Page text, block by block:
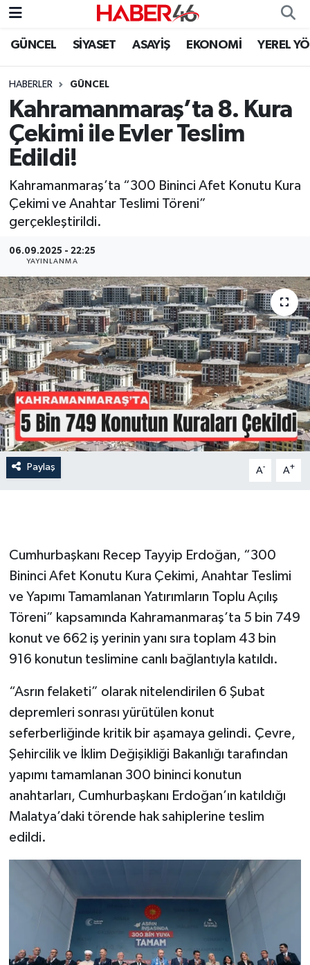
GÜNCEL SİYASET ASAYİŞ EKONOMİ YEREL
HABERLER GÜNCEL
Kahramanmaraş’ta 8. Kura
Çekimi ile Evler Teslim
Edildi!
Kahramanmaraş’ta “300 Bininci Afet Konutu Kura
Çekimi ve Anahtar Teslimi Töreni”
gerçekleştirildi.
06.09.2025 - 22:25
YAYINLANMA
Paylaş A- A+
Cumhurbaşkanı Recep Tayyip Erdoğan, “300
Bininci Afet Konutu Kura Çekimi, Anahtar Teslimi
ve Yapımı Tamamlanan Yatırımların Toplu Açılış
Töreni” kapsamında Kahramanmaraş’ta 5 bin 749
konut ve 662 iş yerinin yanı sıra toplam 43 bin
916 konutun teslimine canlı bağlantıyla katıldı.
“Asrın felaketi” olarak nitelendirilen 6 Şubat
depremleri sonrası yürütülen konut
seferberliğinde kritik bir aşamaya gelindi. Çevre,
Şehircilik ve İklim Değişikliği Bakanlığı tarafından
yapımı tamamlanan 300 bininci konutun
anahtarları, Cumhurbaşkanı Erdoğan’ın katıldığı
Malatya’daki törende hak sahiplerine teslim
edildi.
GÜNCEL
SİYASET
EKONOMİ
SPOR
YAŞAM
TEKNOLOJİ
SAĞLIK
EĞİTİM
İLÇE HABERLERİ
KÜLTÜR-SANAT
KSÜ
DÜNYA
ROPORTAJ
KADIN-AİLE
YEREL YÖNETİM
MEDYA
SEÇİM 2011
ÜÇÜNCÜ SAYFA
Yemek
SİVİL TOPLUM
SEÇİM 2014
KİM KİMDİR
ÇEK GÖNDER
KİTAP
Nöbetçi Eczaneler
Hava Durumu
Kahramanmaraş Namaz Vakitleri
Trafik Durumu
Süper Lig Puan Durumu ve Fikstür
Tüm Manşetler
Son Dakika Haberleri
Haber Arşivi